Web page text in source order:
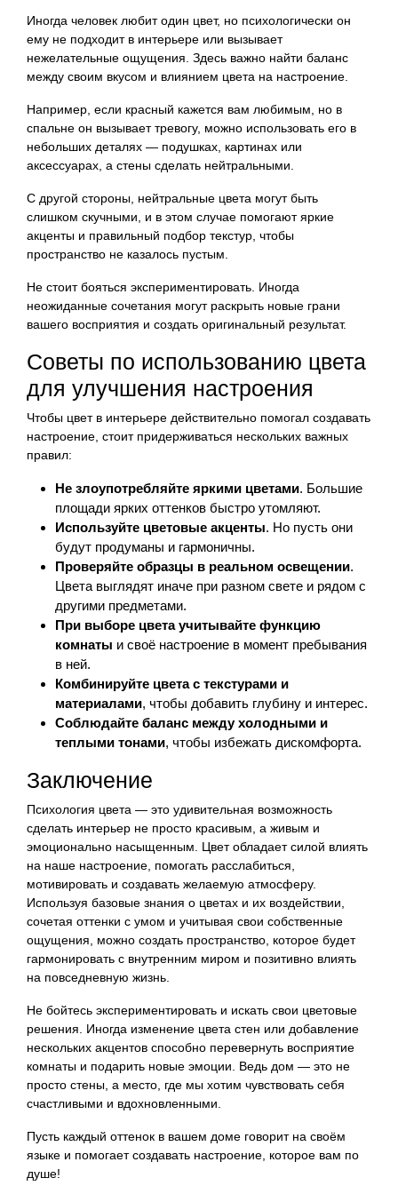
Иногда человек любит один цвет, но психологически он
ему не подходит в интерьере или вызывает
нежелательные ощущения. Здесь важно найти баланс
между своим вкусом и влиянием цвета на настроение.
Например, если красный кажется вам любимым, но в
спальне он вызывает тревогу, можно использовать его в
небольших деталях — подушках, картинах или
аксессуарах, а стены сделать нейтральными.
С другой стороны, нейтральные цвета могут быть
слишком скучными, и в этом случае помогают яркие
акценты и правильный подбор текстур, чтобы
пространство не казалось пустым.
Не стоит бояться экспериментировать. Иногда
неожиданные сочетания могут раскрыть новые грани
вашего восприятия и создать оригинальный результат.
Советы по использованию цвета
для улучшения настроения
Чтобы цвет в интерьере действительно помогал создавать
настроение, стоит придерживаться нескольких важных
правил:
Не злоупотребляйте яркими цветами. Большие
площади ярких оттенков быстро утомляют.
Используйте цветовые акценты. Но пусть они
будут продуманы и гармоничны.
Проверяйте образцы в реальном освещении.
Цвета выглядят иначе при разном свете и рядом с
другими предметами.
При выборе цвета учитывайте функцию
комнаты и своё настроение в момент пребывания
в ней.
Комбинируйте цвета с текстурами и
материалами, чтобы добавить глубину и интерес.
Соблюдайте баланс между холодными и
теплыми тонами, чтобы избежать дискомфорта.
Заключение
Психология цвета — это удивительная возможность
сделать интерьер не просто красивым, а живым и
эмоционально насыщенным. Цвет обладает силой влиять
на наше настроение, помогать расслабиться,
мотивировать и создавать желаемую атмосферу.
Используя базовые знания о цветах и их воздействии,
сочетая оттенки с умом и учитывая свои собственные
ощущения, можно создать пространство, которое будет
гармонировать с внутренним миром и позитивно влиять
на повседневную жизнь.
Не бойтесь экспериментировать и искать свои цветовые
решения. Иногда изменение цвета стен или добавление
нескольких акцентов способно перевернуть восприятие
комнаты и подарить новые эмоции. Ведь дом — это не
просто стены, а место, где мы хотим чувствовать себя
счастливыми и вдохновленными.
Пусть каждый оттенок в вашем доме говорит на своём
языке и помогает создавать настроение, которое вам по
душе!